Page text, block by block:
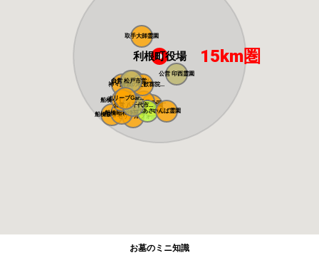
船橋森林霊園
神々廻霊園
白井メモリアル...
平成霊園
ガーデンニュー...
メモリアルフォ...
八千代あさひ霊...
船橋昭和浄苑 いんば霊園
取手大師霊園
船橋やすらぎの...
清寂の杜歓喜院...
公営 印西霊園
公営 八千代市...
公営 松戸市営...
オリーブGar...
利根町役場 15km圏
お墓のミニ知識